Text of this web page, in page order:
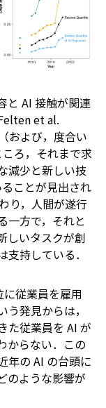
と AI 接触が関連
et al.
および，度合い
ろ，それまで求
減少と新しい技
ことが見出され
り，人間が遂行
一方で，それと
しいタスクが創
持している．
従業員を雇用
発見からは，
た従業員を AI が
からない．この
年の AI の台頭に
のような影響が